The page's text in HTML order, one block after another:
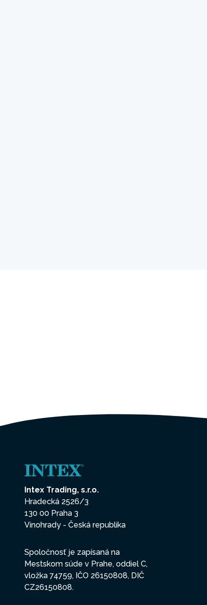
Intex Trading, s.r.o.
Hradecká 2526/3
130 00 Praha 3
Vinohrady - Česká republika
Spoločnosť je zapísaná na
Mestskom súde v Prahe, oddiel C,
vložka 74759, IČO 26150808, DIČ
CZ26150808.